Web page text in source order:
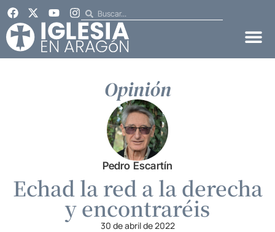
Opinión
Pedro Escartín
Echad la red a la derecha
y encontraréis
30 de abril de 2022